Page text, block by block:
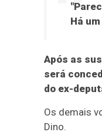
Há
Após as
será
do ex-
Os demais
Dino.